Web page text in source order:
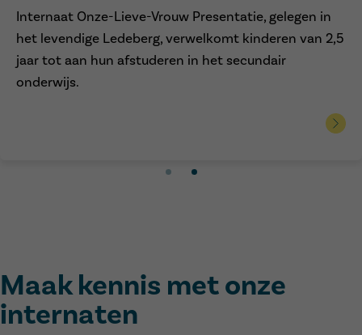
Internaat Onze-Lieve-Vrouw Presentatie, gelegen in
het levendige Ledeberg, verwelkomt kinderen van 2,5
jaar tot aan hun afstuderen in het secundair
onderwijs.
Maak kennis met onze
internaten